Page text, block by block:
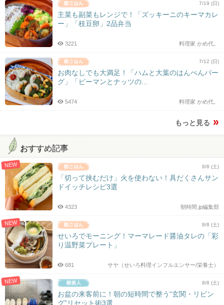
7/19 (日)
主菜も副菜もレンジで！「ズッキーニのキーマカレ
ー」「枝豆卵」2品弁当
料理家 かめ代。
3221
7/12 (日)
お肉なしでも大満足！「ハムと大葉のはんぺんバー
グ」「ピーマンとナッツの...
料理家 かめ代。
5474
もっと見る
おすすめ記事
NEW 8/8 (土)
「切って挟むだけ」火を使わない！具だくさんサン
ドイッチレシピ3選
朝時間.jp編集部
4323
NEW 8/8 (土)
せいろでモーニング！マーマレード醤油タレの「彩
り温野菜プレート」
サヤ（せいろ料理インフルエンサー/栄養士）
681
NEW 8/8 (土)
お盆の来客前に！朝の短時間で整う“玄関・リビン
グ”リセット術3選